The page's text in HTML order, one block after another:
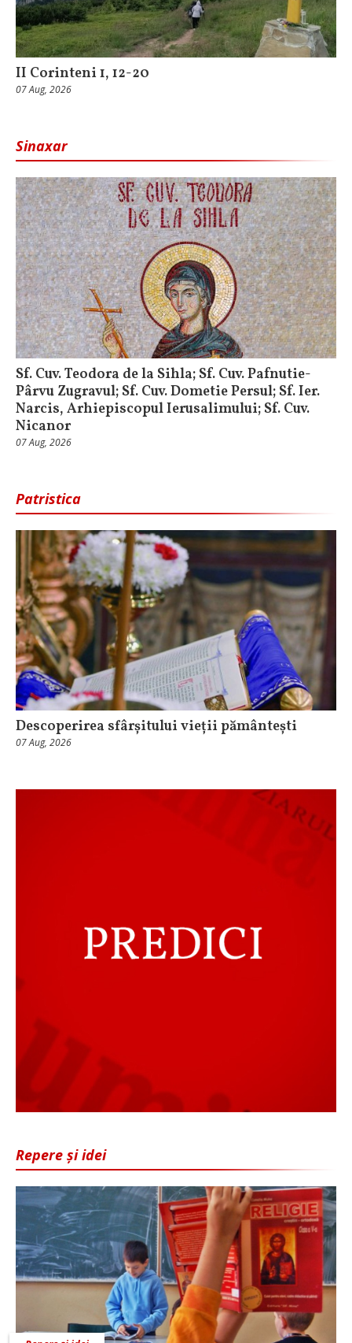
II Corinteni 1, 12-20
07 Aug, 2026
Sinaxar
Sf. Cuv. Teodora de la Sihla; Sf. Cuv. Pafnutie-
Pârvu Zugravul; Sf. Cuv. Dometie Persul; Sf. Ier.
Narcis, Arhiepiscopul Ierusalimului; Sf. Cuv.
Nicanor
07 Aug, 2026
Patristica
Descoperirea sfârșitului vieții pământești
07 Aug, 2026
Repere și idei